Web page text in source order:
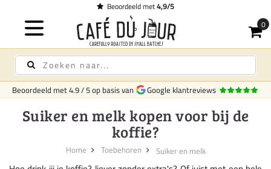
Beoordeeld met4,9/5
Beoordeeld met4.9/5op basis van Google klantreviews
Suiker en melk kopen voor bij de
koffie?
Home Toebehoren Suiker en melk